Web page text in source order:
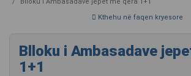
Kthehu në faqen kryesore
Blloku i Ambasadave
1+1